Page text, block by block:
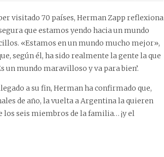
visitado 70 países, Herman Zapp reflexiona
que estamos yendo hacia un mundo
«Estamos en un mundo mucho mejor»,
según él, ha sido realmente la gente la que
un mundo maravilloso y va para bien’.
a su fin, Herman ha confirmado que,
de año, la vuelta a Argentina la quieren
seis miembros de la familia… ¡y el